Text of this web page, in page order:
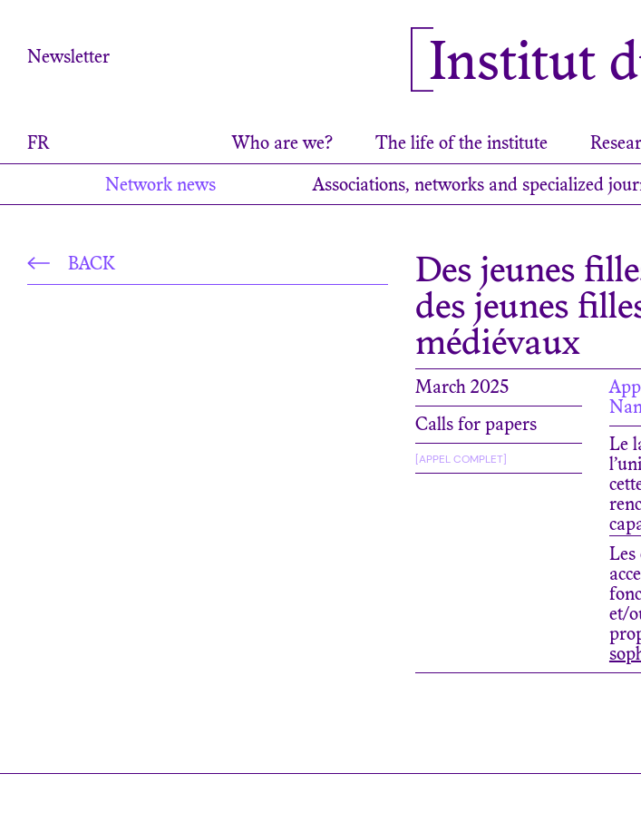
Newsletter Institut
FR Who are we? The life of the institute
Network news Associations, networks and specialized
BACK
Des jeunes
des jeunes
médiévaux
March 2025
Calls for papers
[APPEL COMPLET]
Le
Les
et/